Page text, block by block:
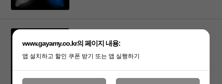
[나잇아이즈]바이크 릿트 LED
www.gayamy.co.kr의 페이지 내용:
앱 설치하고 할인 쿠폰 받기 또는 앱 실행하기